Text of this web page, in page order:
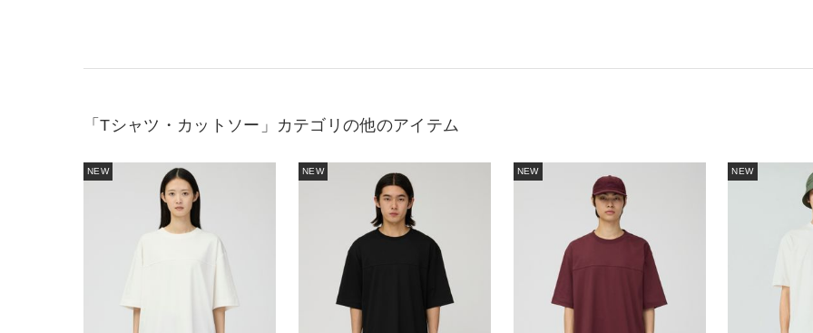
「Tシャツ・カットソー」カテゴリの他のアイテム
NEW NEW NEW NEW